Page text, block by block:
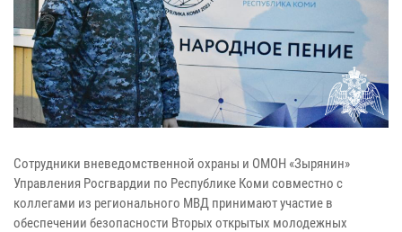
Сотрудники вневедомственной охраны и ОМОН «Зырянин»
Управления Росгвардии по Республике Коми совместно с
коллегами из регионального МВД принимают участие в
обеспечении безопасности Вторых открытых молодежных